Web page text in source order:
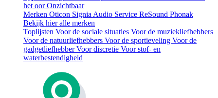
het oorOnzichtbaar
Merken Oticon Signia Audio Service ReSound Phonak
Bekijk hier alle merken
Toplijsten Voor de sociale situaties Voor de muziekliefhebbers
Voor de natuurliefhebbers Voor de sportieveling Voor de
gadgetliefhebberVoor discretie Voor stof- en
waterbestendigheid